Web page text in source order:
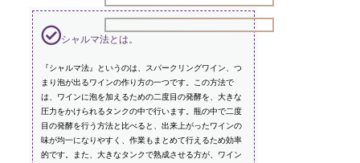
シャルマ法とは。
『シャルマ法』というのは、スパークリングワイン、つ
まり泡が出るワインの作り方の一つです。この方法で
は、ワインに泡を加えるための二度目の発酵を、大きな
圧力をかけられるタンクの中で行います。瓶の中で二度
目の発酵を行う方法と比べると、出来上がったワインの
味が均一になりやすく、作業もまとめて行えるため効率
的です。また、大きなタンクで熟成させる方が、ワイン